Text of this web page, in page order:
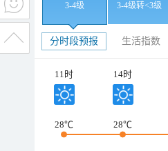
3-4级 3-4级转<3级
分时段预报 生活指数
11时 14时
28℃ 28℃